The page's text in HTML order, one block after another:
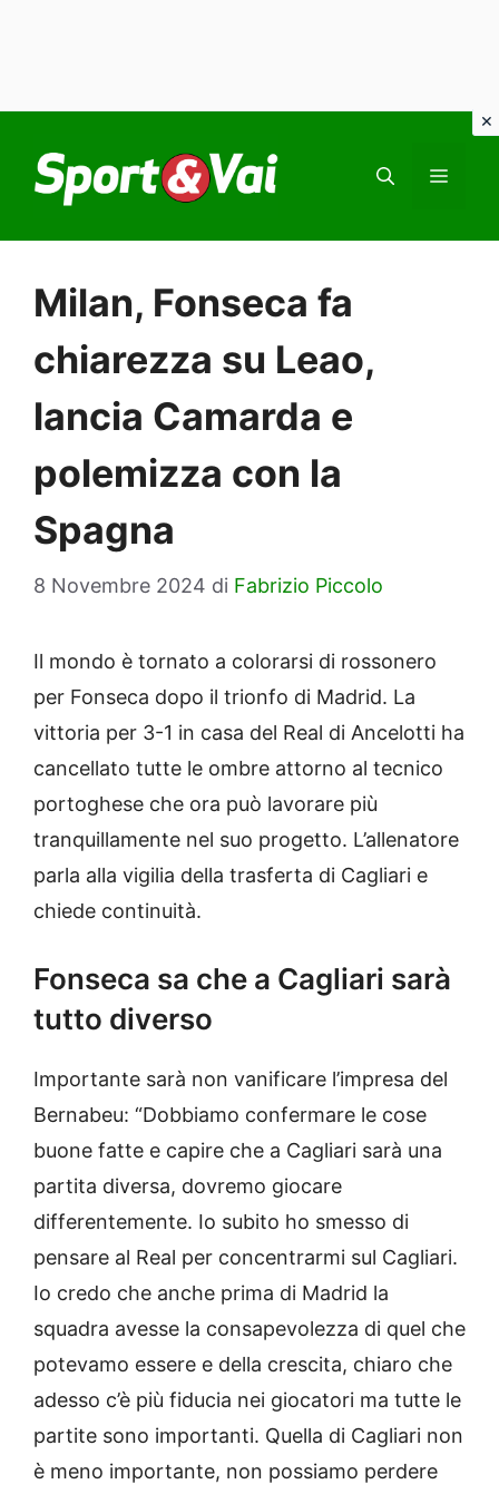
contenuto
Milan, Fonseca fa
chiarezza su Leao,
lancia Camarda e
polemizza con la
Spagna
8 Novembre 2024 di Fabrizio Piccolo
Il mondo è tornato a colorarsi di rossonero
per Fonseca dopo il trionfo di Madrid. La
vittoria per 3-1 in casa del Real di Ancelotti ha
cancellato tutte le ombre attorno al tecnico
portoghese che ora può lavorare più
tranquillamente nel suo progetto. L’allenatore
parla alla vigilia della trasferta di Cagliari e
chiede continuità.
Fonseca sa che a Cagliari sarà
tutto diverso
Importante sarà non vanificare l’impresa del
Bernabeu: “Dobbiamo confermare le cose
buone fatte e capire che a Cagliari sarà una
partita diversa, dovremo giocare
differentemente. Io subito ho smesso di
pensare al Real per concentrarmi sul Cagliari.
Io credo che anche prima di Madrid la
squadra avesse la consapevolezza di quel che
potevamo essere e della crescita, chiaro che
adesso c’è più fiducia nei giocatori ma tutte le
partite sono importanti. Quella di Cagliari non
è meno importante, non possiamo perdere